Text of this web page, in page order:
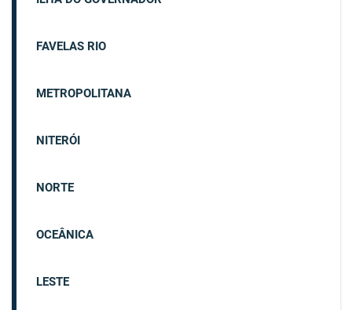
FAVELAS RIO
METROPOLITANA
NITERÓI
NORTE
OCEÂNICA
LESTE